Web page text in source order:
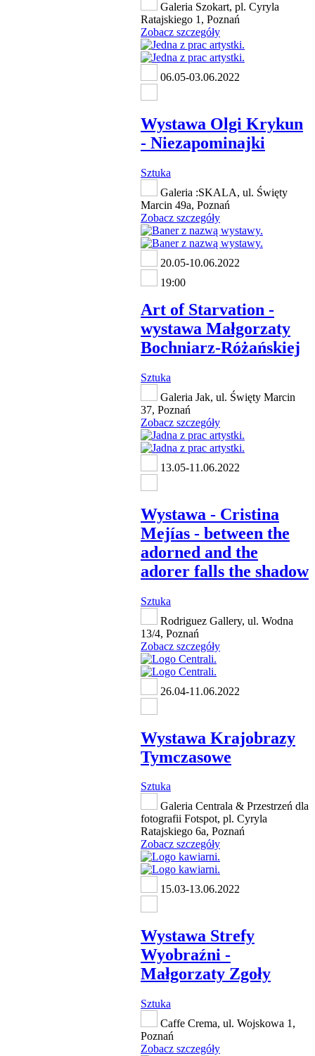
Galeria Szokart, pl. Cyryla
Ratajskiego 1, Poznań
Zobacz szczegóły
06.05-03.06.2022
Wystawa Olgi Krykun
- Niezapominajki
Sztuka
Galeria :SKALA, ul. Święty
Marcin 49a, Poznań
Zobacz szczegóły
20.05-10.06.2022
19:00
Art of Starvation -
wystawa Małgorzaty
Bochniarz-Różańskiej
Sztuka
Galeria Jak, ul. Święty Marcin
37, Poznań
Zobacz szczegóły
13.05-11.06.2022
Wystawa - Cristina
Mejías - between the
adorned and the
adorer falls the shadow
Sztuka
Rodriguez Gallery, ul. Wodna
13/4, Poznań
Zobacz szczegóły
26.04-11.06.2022
Wystawa Krajobrazy
Tymczasowe
Sztuka
Galeria Centrala & Przestrzeń dla
fotografii Fotspot, pl. Cyryla
Ratajskiego 6a, Poznań
Zobacz szczegóły
15.03-13.06.2022
Wystawa Strefy
Wyobraźni -
Małgorzaty Zgoły
Sztuka
Caffe Crema, ul. Wojskowa 1,
Poznań
Zobacz szczegóły